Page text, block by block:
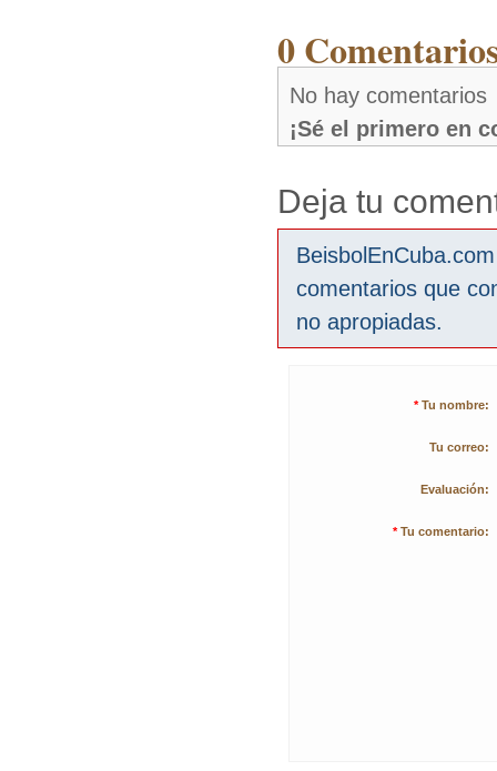
0
No hay comentarios
¡Sé el primero en
Deja tu
comentarios que
no apropiadas.
* Tu nombre:
Tu correo:
Evaluación:
* Tu comentario: